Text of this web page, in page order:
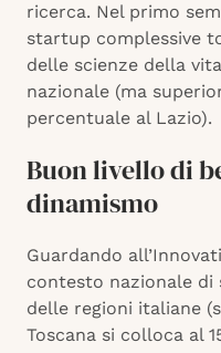
ricerca. Nel primo
startup complessive
delle scienze della
nazionale (ma
percentuale al Lazio).
Buon livello di
dinamismo
Guardando
contesto nazionale
delle regioni italiane
Toscana si colloca al